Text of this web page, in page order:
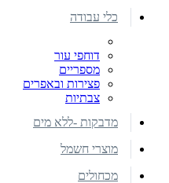
כלי עבודה
דוחפי עור
מספריים
פצירות ובאפרים
צבתיות
מדבקות -ללא מים
מוצרי חשמל
מכחולים